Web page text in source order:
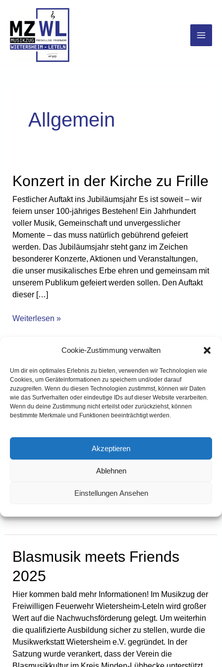
Cookie-Zustimmung verwalten
Um dir ein optimales Erlebnis zu bieten, verwenden wir Technologien wie
Cookies, um Geräteinformationen zu speichern und/oder darauf
zuzugreifen. Wenn du diesen Technologien zustimmst, können wir Daten
wie das Surfverhalten oder eindeutige IDs auf dieser Website verarbeiten.
Wenn du deine Zustimmung nicht erteilst oder zurückziehst, können
bestimmte Merkmale und Funktionen beeinträchtigt werden.
Akzeptieren
Ablehnen
Einstellungen Ansehen
springen
Allgemein
Konzert in der Kirche zu Frille
Festlicher Auftakt ins Jubiläumsjahr Es ist soweit – wir
feiern unser 100-jähriges Bestehen! Ein Jahrhundert
voller Musik, Gemeinschaft und unvergesslicher
Momente – das muss natürlich gebührend gefeiert
werden. Das Jubiläumsjahr steht ganz im Zeichen
besonderer Konzerte, Aktionen und Veranstaltungen,
die unser musikalisches Erbe ehren und gemeinsam mit
unserem Publikum gefeiert werden sollen. Den Auftakt
dieser […]
Konzert
in
der
Kirche
zu
Frille
Weiterlesen »
100 Jahre Musikzug
Wietersheim-Leteln!
Mit einer festlichen Abendgala feierten wir am
Samstag, den 08. November 2025 unser 100-jähriges
Sitzplätze waren bereits weit im Voraus ausverkauft,
sodass zusätzlich die Tribüne geöffnet wurde und
insgesamt rund 500 Gäste den Abend miterlebten. Das
Konzert unter der Leitung von Vanessa Hanke und
Jahre
Musikzug
Wietersheim-
Leteln!
Blasmusik meets Friends
2025
Hier kommen bald mehr Informationen! Im Musikzug der
Freiwilligen Feuerwehr Wietersheim-Leteln wird großer
Wert auf die Nachwuchsförderung gelegt. Um weiterhin
die qualifizierte Ausbildung sicher zu stellen, wurde die
Musikwerkstatt Wietersheim e.V. gegründet. In der
Satzung wurde verankert, dass der Verein die
Blasmusik
meets
Friends